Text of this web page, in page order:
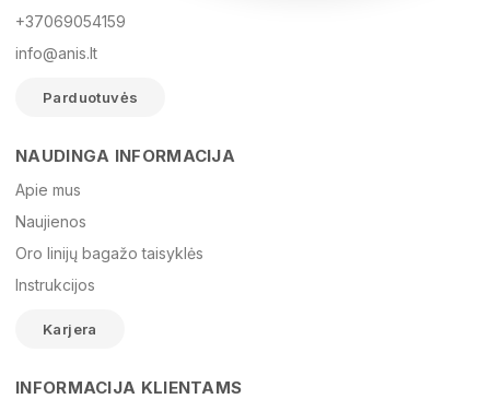
El. paštas
Žinutė
+37069054159
info@anis.lt
Parduotuvės
NAUDINGA INFORMACIJA
Apie mus
Naujienos
Oro linijų bagažo taisyklės
Instrukcijos
Karjera
INFORMACIJA KLIENTAMS